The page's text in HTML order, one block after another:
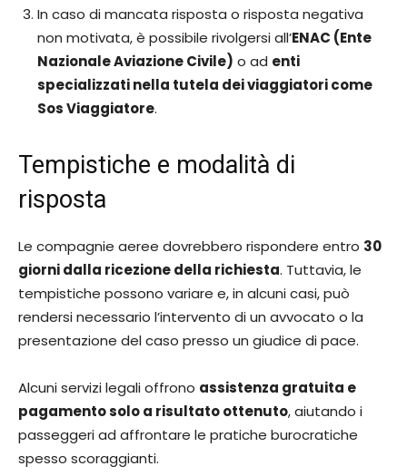
In caso di mancata risposta o risposta negativa
non motivata, è possibile rivolgersi all’ENAC (Ente
Nazionale Aviazione Civile) o ad enti
specializzati nella tutela dei viaggiatori come
Sos Viaggiatore.
Tempistiche e modalità di
risposta
Le compagnie aeree dovrebbero rispondere entro 30
giorni dalla ricezione della richiesta. Tuttavia, le
tempistiche possono variare e, in alcuni casi, può
rendersi necessario l’intervento di un avvocato o la
presentazione del caso presso un giudice di pace.
Alcuni servizi legali offrono assistenza gratuita e
pagamento solo a risultato ottenuto, aiutando i
passeggeri ad affrontare le pratiche burocratiche
spesso scoraggianti.